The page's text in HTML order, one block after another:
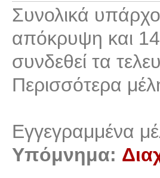
Συνολικά
απόκρυψη και
συνδεθεί τα
Περισσότερα
Εγγεγραμμένα
Υπόμνημα: